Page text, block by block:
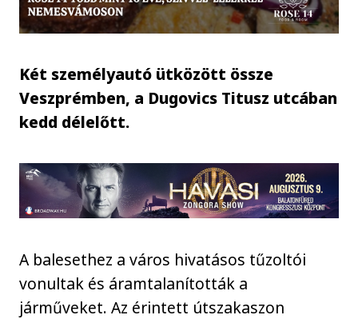
Két személyautó ütközött össze
Veszprémben, a Dugovics Titusz utcában
kedd délelőtt.
A balesethez a város hivatásos tűzoltói
vonultak és áramtalanították a
járműveket. Az érintett útszakaszon